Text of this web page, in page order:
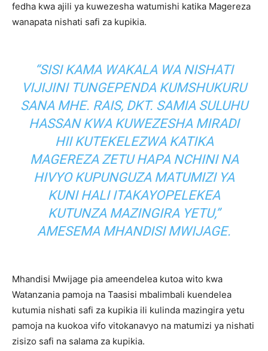
fedha kwa ajili ya kuwezesha watumishi katika Magereza
wanapata nishati safi za kupikia.
“SISI KAMA WAKALA WA NISHATI
VIJIJINI TUNGEPENDA KUMSHUKURU
SANA MHE. RAIS, DKT. SAMIA SULUHU
HASSAN KWA KUWEZESHA MIRADI
HII KUTEKELEZWA KATIKA
MAGEREZA ZETU HAPA NCHINI NA
HIVYO KUPUNGUZA MATUMIZI YA
KUNI HALI ITAKAYOPELEKEA
KUTUNZA MAZINGIRA YETU,”
AMESEMA MHANDISI MWIJAGE.
Mhandisi Mwijage pia ameendelea kutoa wito kwa
Watanzania pamoja na Taasisi mbalimbali kuendelea
kutumia nishati safi za kupikia ili kulinda mazingira yetu
pamoja na kuokoa vifo vitokanavyo na matumizi ya nishati
zisizo safi na salama za kupikia.